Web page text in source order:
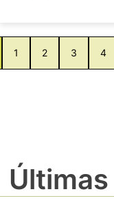
1 2 3 4